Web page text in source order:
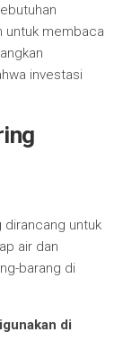
untuk membaca
investasi
dirancang untuk
air dan
barang di
di